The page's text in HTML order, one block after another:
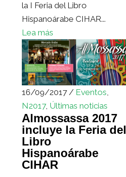
la I Feria del Libro
Hispanoárabe CIHAR...
Lea más
16/09/2017 / Eventos,
N2017, Últimas noticias
Almossassa 2017
incluye la Feria del
Libro
Hispanoárabe
CIHAR